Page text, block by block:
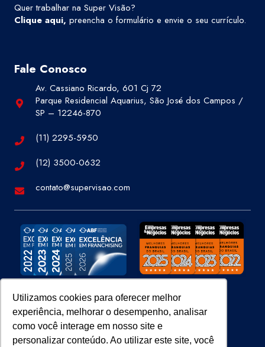
Utilizamos cookies para oferecer melhor
experiência, melhorar o desempenho, analisar
como você interage em nosso site e
personalizar conteúdo. Ao utilizar este site, você
Quer trabalhar na Super Visão?
Clique aqui, preencha o formulário e envie o seu currículo.
Fale Conosco
Av. Cassiano Ricardo, 601 Cj 72
Parque Residencial Aquarius, São José dos Campos /
SP – 12246-870
(11) 2295-5950
(12) 3500-0632
contato@supervisao.com
Site 100% Seguro